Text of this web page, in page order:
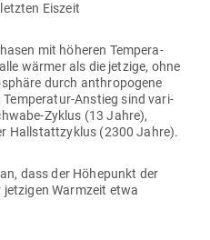
Eiszeit
mit höheren Tem­pe­ra­
wärmer als die jetzige, ohne
durch anthro­pogene
Tem­pe­ratur-Anstieg sind vari­
Zyklus (13 Jahre),
Hall­statt­zyklus (2300 Jahre).
dass der Höhe­punkt der
Warmzeit etwa